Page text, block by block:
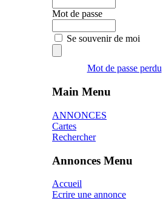
Mot de passe
Se souvenir de moi
Mot de passe perdu
Main Menu
ANNONCES
Cartes
Rechercher
Annonces Menu
Accueil
Ecrire une annonce